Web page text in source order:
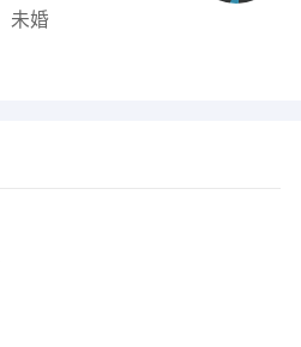
未婚